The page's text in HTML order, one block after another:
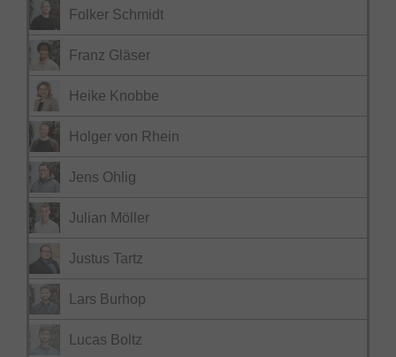
Folker Schmidt
Franz Gläser
Heike Knobbe
Holger von Rhein
Jens Ohlig
Julian Möller
Justus Tartz
Lars Burhop
Lucas Boltz